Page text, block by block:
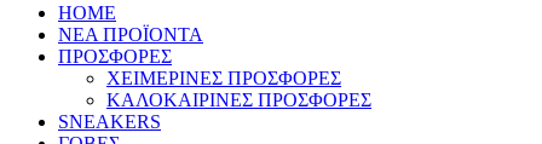
HOME
ΝΕΑ ΠΡΟΪΟΝΤΑ
ΠΡΟΣΦΟΡΕΣ
ΧΕΙΜΕΡΙΝΕΣ ΠΡΟΣΦΟΡΕΣ
ΚΑΛΟΚΑΙΡΙΝΕΣ ΠΡΟΣΦΟΡΕΣ
SNEAKERS